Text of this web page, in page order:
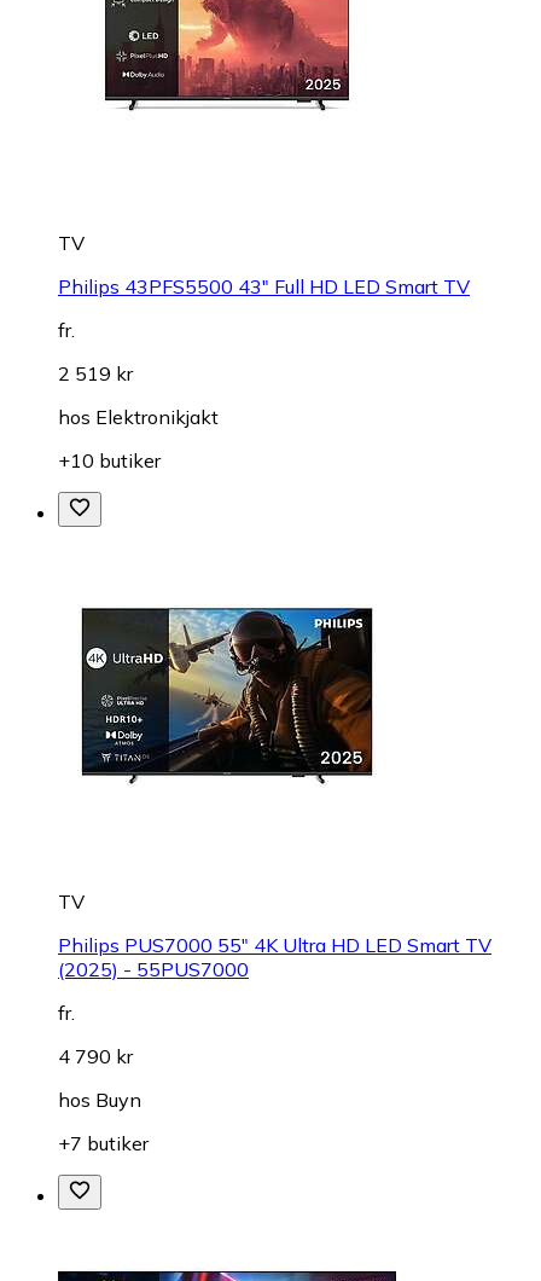
TV
Philips 43PFS5500 43" Full HD LED Smart TV
fr.
2 519 kr
hos Elektronikjakt
+10 butiker
TV
Philips PUS7000 55" 4K Ultra HD LED Smart TV
(2025) - 55PUS7000
fr.
4 790 kr
hos Buyn
+7 butiker